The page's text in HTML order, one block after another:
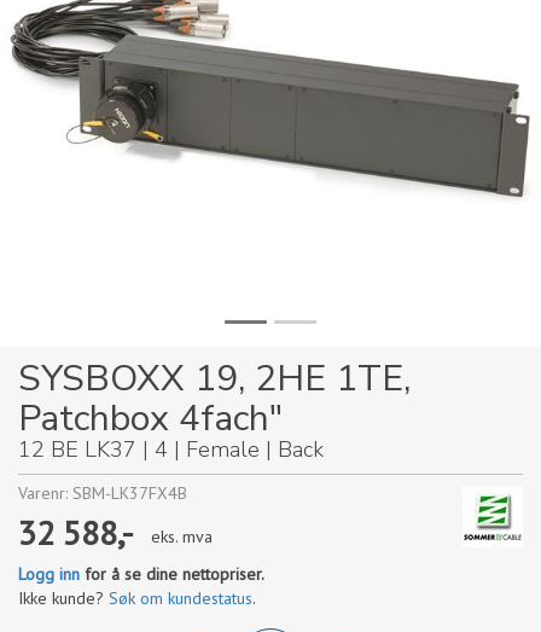
SYSBOXX 19, 2HE 1TE,
Patchbox 4fach"
12 BE LK37 | 4 | Female | Back
Varenr: SBM-LK37FX4B
32 588,-
eks. mva
Logg inn for å se dine nettopriser.
Ikke kunde? Søk om kundestatus.